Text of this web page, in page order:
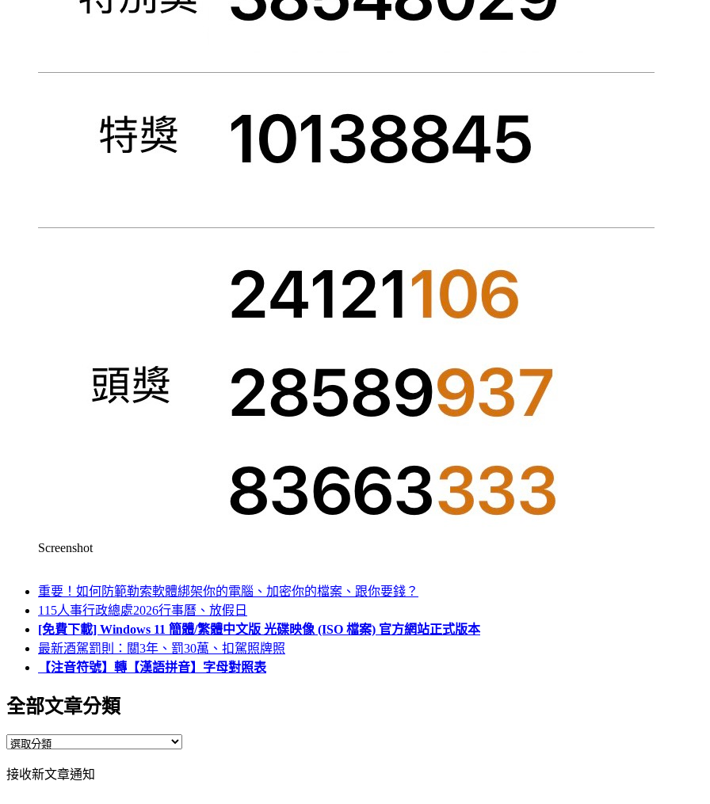
Screenshot
重要！如何防範勒索軟體綁架你的電腦、加密你的檔案、跟你要錢？
115人事行政總處2026行事曆、放假日
[免費下載] Windows 11 簡體/繁體中文版 光碟映像 (ISO 檔案) 官方網站正式版本
最新酒駕罰則：關3年、罰30萬、扣駕照牌照
【注音符號】轉【漢語拼音】字母對照表
全部文章分類
全
文
接收新文章通知